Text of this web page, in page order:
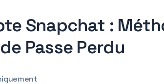
Snapchat :
Passe Perdu